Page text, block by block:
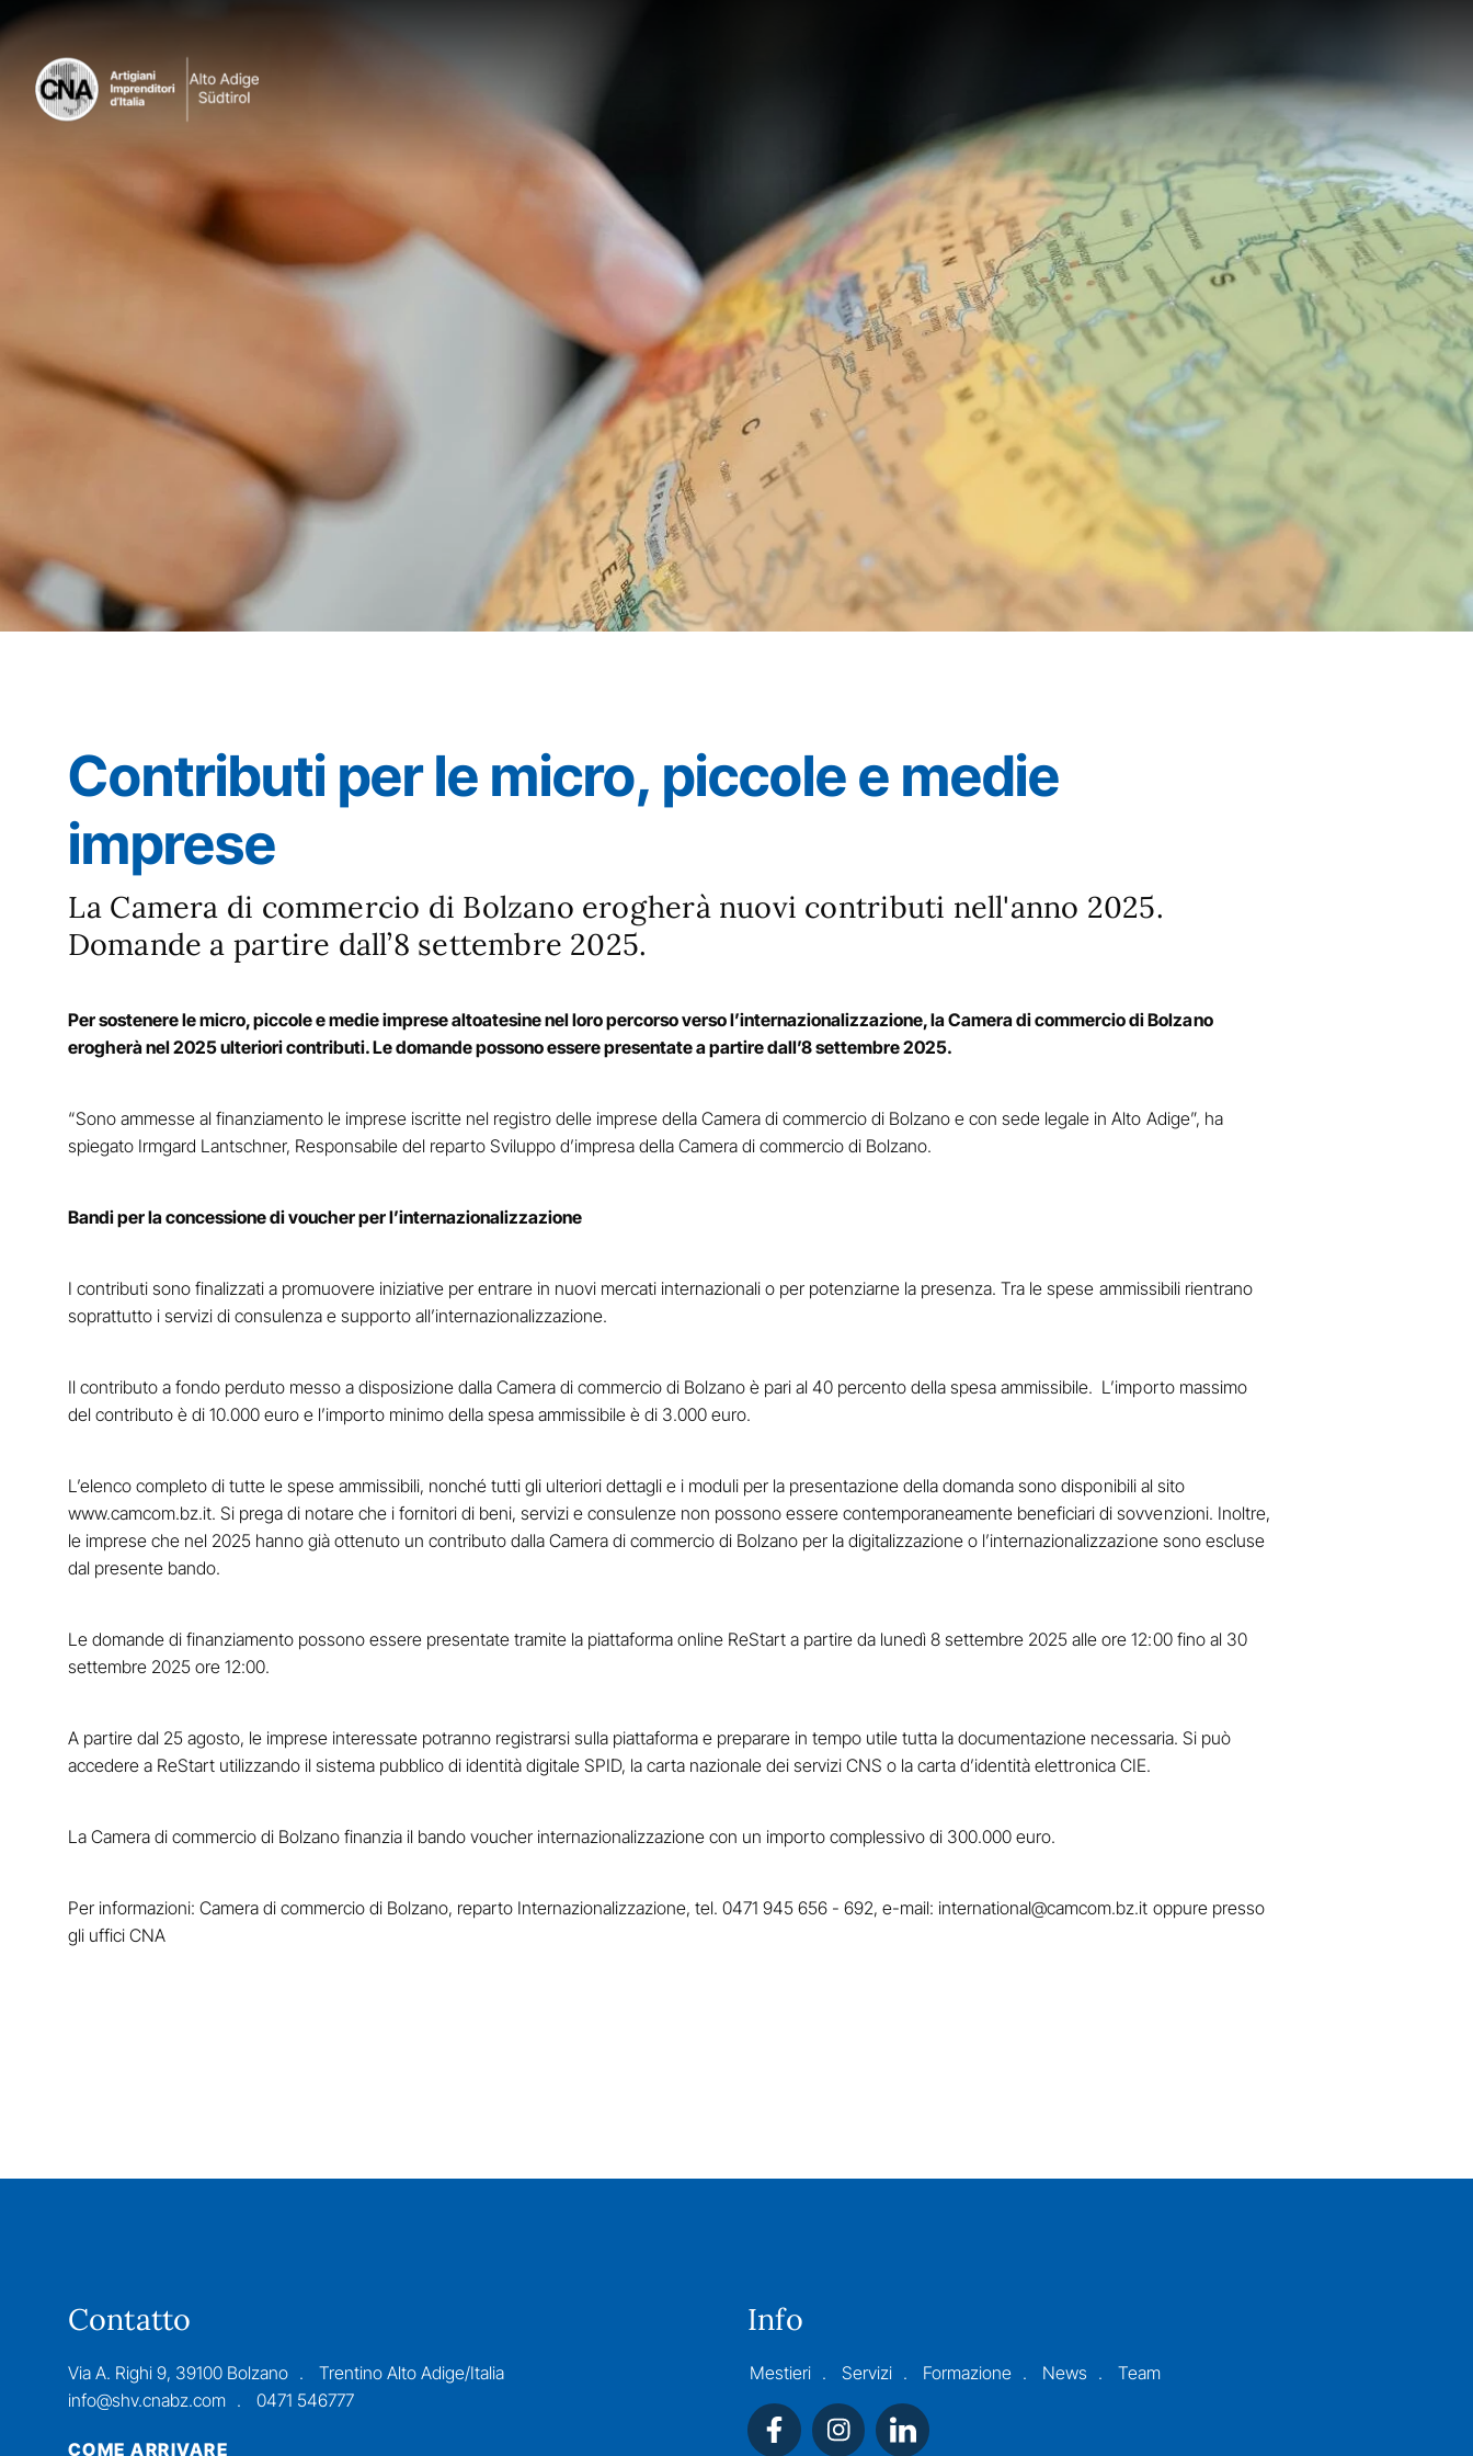
Contributi per le micro, piccole e medie
imprese
La Camera di commercio di Bolzano erogherà nuovi contributi nell'anno 2025.
Domande a partire dall’8 settembre 2025.
Per sostenere le micro, piccole e medie imprese altoatesine nel loro percorso verso l’internazionalizzazione, la Camera di commercio di Bolzano
erogherà nel 2025 ulteriori contributi. Le domande possono essere presentate a partire dall’8 settembre 2025.
“Sono ammesse al finanziamento le imprese iscritte nel registro delle imprese della Camera di commercio di Bolzano e con sede legale in Alto Adige”, ha
spiegato Irmgard Lantschner, Responsabile del reparto Sviluppo d’impresa della Camera di commercio di Bolzano.
Bandi per la concessione di voucher per l’internazionalizzazione
I contributi sono finalizzati a promuovere iniziative per entrare in nuovi mercati internazionali o per potenziarne la presenza. Tra le spese ammissibili rientrano
soprattutto i servizi di consulenza e supporto all’internazionalizzazione.
Il contributo a fondo perduto messo a disposizione dalla Camera di commercio di Bolzano è pari al 40 percento della spesa ammissibile. L’importo massimo
del contributo è di 10.000 euro e l’importo minimo della spesa ammissibile è di 3.000 euro.
L’elenco completo di tutte le spese ammissibili, nonché tutti gli ulteriori dettagli e i moduli per la presentazione della domanda sono disponibili al sito
www.camcom.bz.it. Si prega di notare che i fornitori di beni, servizi e consulenze non possono essere contemporaneamente beneficiari di sovvenzioni. Inoltre,
le imprese che nel 2025 hanno già ottenuto un contributo dalla Camera di commercio di Bolzano per la digitalizzazione o l’internazionalizzazione sono escluse
dal presente bando.
Le domande di finanziamento possono essere presentate tramite la piattaforma online ReStart a partire da lunedì 8 settembre 2025 alle ore 12:00 fino al 30
settembre 2025 ore 12:00.
A partire dal 25 agosto, le imprese interessate potranno registrarsi sulla piattaforma e preparare in tempo utile tutta la documentazione necessaria. Si può
accedere a ReStart utilizzando il sistema pubblico di identità digitale SPID, la carta nazionale dei servizi CNS o la carta d’identità elettronica CIE.
La Camera di commercio di Bolzano finanzia il bando voucher internazionalizzazione con un importo complessivo di 300.000 euro.
Per informazioni: Camera di commercio di Bolzano, reparto Internazionalizzazione, tel. 0471 945 656 - 692, e-mail: international@camcom.bz.it oppure presso
gli uffici CNA
Contatto
Via A. Righi 9, 39100 Bolzano
Trentino Alto Adige/Italia
info@shv.cnabz.com
0471 546777
COME ARRIVARE
Info
Mestieri Servizi Formazione News Team